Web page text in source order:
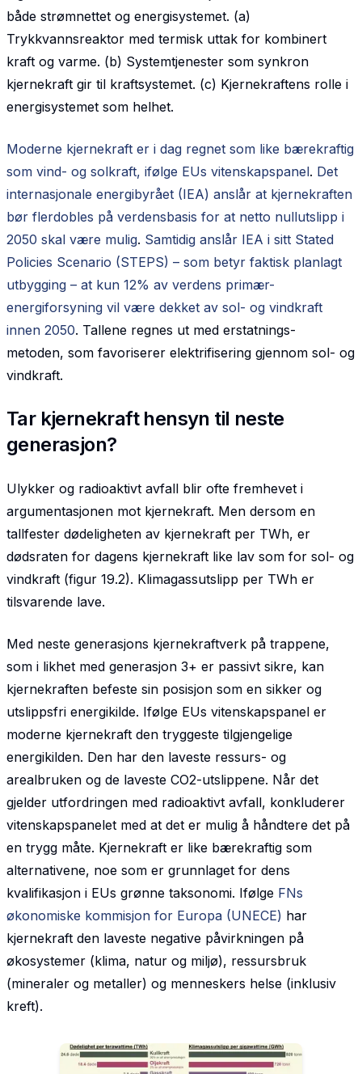
både strømnettet og energisystemet. (a)
Trykkvannsreaktor med termisk uttak for kombinert
kraft og varme. (b) Systemtjenester som synkron
kjernekraft gir til kraftsystemet. (c) Kjernekraftens rolle i
energisystemet som helhet.
Moderne kjernekraft er i dag regnet som like bærekraftig
som vind- og solkraft, ifølge EUs vitenskapspanel. Det
internasjonale energibyrået (IEA) anslår at kjernekraften
bør flerdobles på verdensbasis for at netto nullutslipp i
2050 skal være mulig. Samtidig anslår IEA i sitt Stated
Policies Scenario (STEPS) – som betyr faktisk planlagt
utbygging – at kun 12% av verdens primær-
energiforsyning vil være dekket av sol- og vindkraft
innen 2050. Tallene regnes ut med erstatnings-
metoden, som favoriserer elektrifisering gjennom sol- og
vindkraft.
Tar kjernekraft hensyn til neste
generasjon?
Ulykker og radioaktivt avfall blir ofte fremhevet i
argumentasjonen mot kjernekraft. Men dersom en
tallfester dødeligheten av kjernekraft per TWh, er
dødsraten for dagens kjernekraft like lav som for sol- og
vindkraft (figur 19.2). Klimagassutslipp per TWh er
tilsvarende lave.
Med neste generasjons kjernekraftverk på trappene,
som i likhet med generasjon 3+ er passivt sikre, kan
kjernekraften befeste sin posisjon som en sikker og
utslippsfri energikilde. Ifølge EUs vitenskapspanel er
moderne kjernekraft den tryggeste tilgjengelige
energikilden. Den har den laveste ressurs- og
arealbruken og de laveste CO2-utslippene. Når det
gjelder utfordringen med radioaktivt avfall, konkluderer
vitenskapspanelet med at det er mulig å håndtere det på
en trygg måte. Kjernekraft er like bærekraftig som
alternativene, noe som er grunnlaget for dens
kvalifikasjon i EUs grønne taksonomi. Ifølge FNs
økonomiske kommisjon for Europa (UNECE) har
kjernekraft den laveste negative påvirkningen på
økosystemer (klima, natur og miljø), ressursbruk
(mineraler og metaller) og menneskers helse (inklusiv
kreft).